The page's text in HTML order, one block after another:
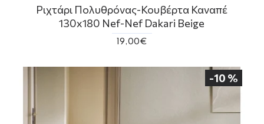
Ριχτάρι Πολυθρόνας-Κουβέρτα Καναπέ
130x180 Nef-Nef Dakari Beige
19,00€
-10 %